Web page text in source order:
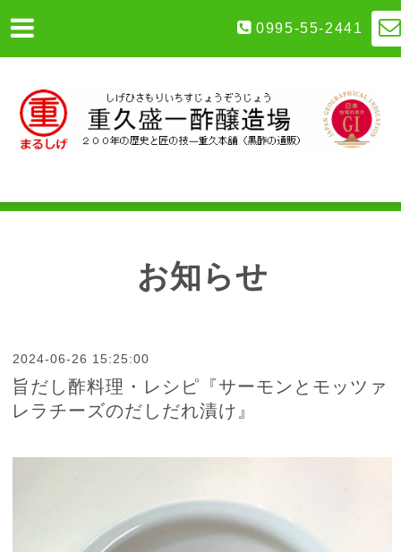
0995-55-2441
お知らせ
2024-06-26 15:25:00
旨だし酢料理・レシピ『サーモンとモッツァ
レラチーズのだしだれ漬け』